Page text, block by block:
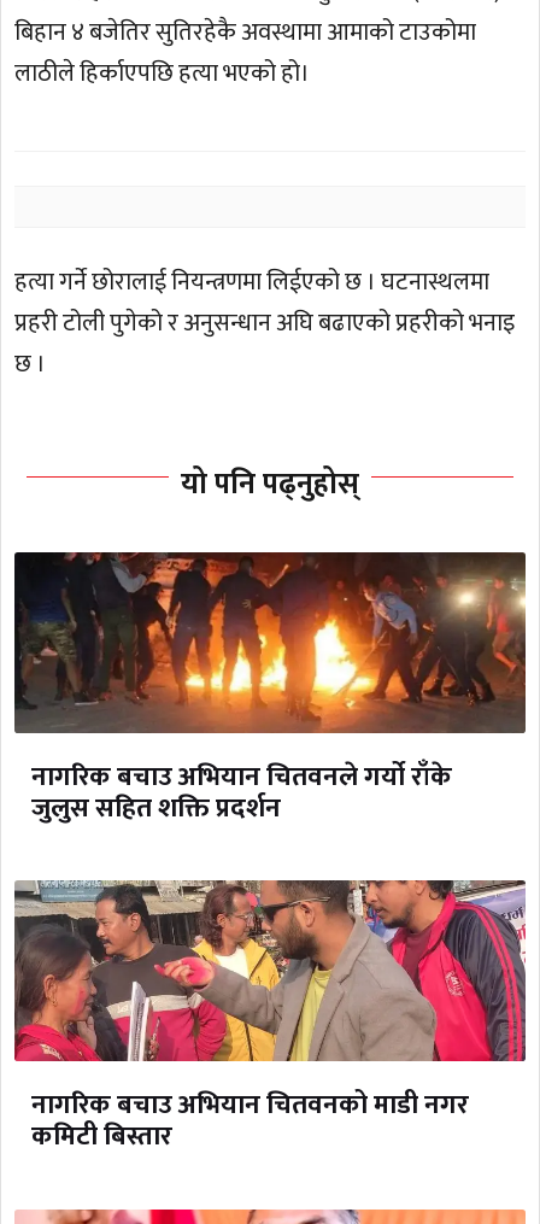
बिहान ४ बजेतिर सुतिरहेकै अवस्थामा आमाको टाउकोमा
लाठीले हिर्काएपछि हत्या भएको हो।
हत्या गर्ने छोरालाई नियन्त्रणमा लिईएको छ । घटनास्थलमा
प्रहरी टोली पुगेको र अनुसन्धान अघि बढाएको प्रहरीको भनाइ
छ ।
यो पनि पढ्नुहोस्
नागरिक बचाउ अभियान चितवनले गर्यो राँके
जुलुस सहित शक्ति प्रदर्शन
नागरिक बचाउ अभियान चितवनको माडी नगर
कमिटी बिस्तार